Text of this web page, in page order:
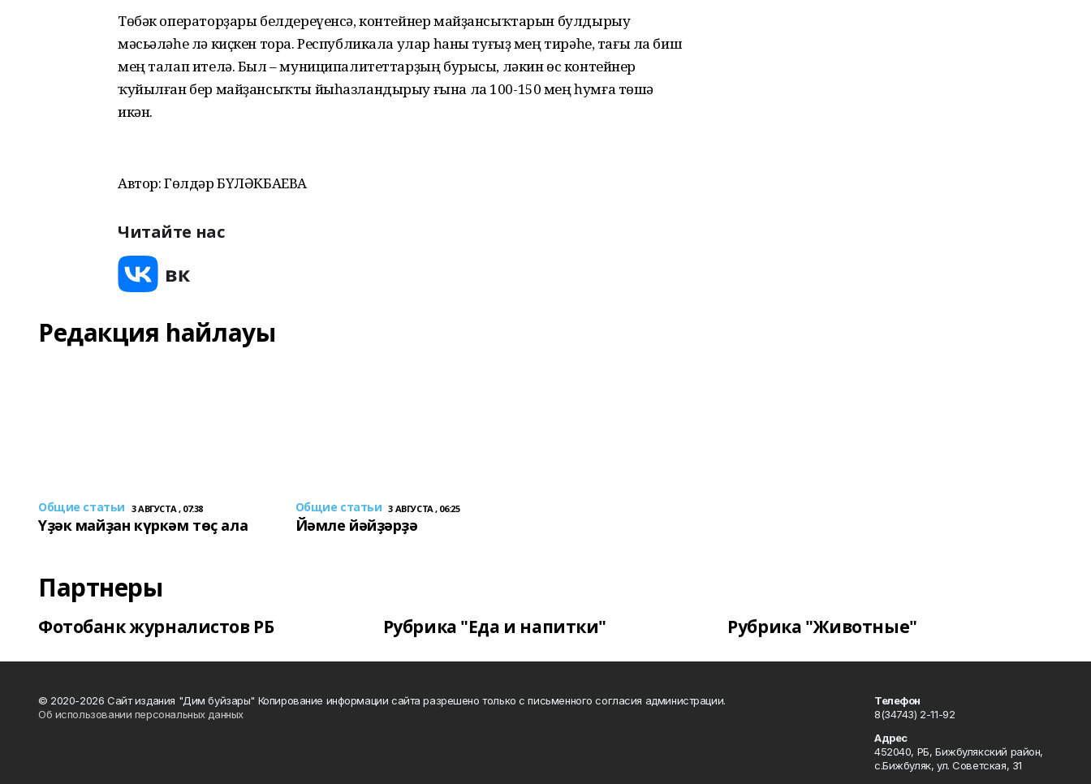
Төбәк операторҙары белдереүенсә, контейнер майҙансыҡтарын булдырыу
мәсьәләһе лә киҫкен тора. Республикала улар һаны туғыҙ мең тирәһе, тағы ла биш
мең талап ителә. Был – муниципалитеттарҙың бурысы, ләкин өс контейнер
ҡуйылған бер майҙансыҡты йыһазландырыу ғына ла 100-150 мең һумға төшә
икән.
Автор: Гөлдәр БҮЛӘКБАЕВА
Читайте нас
Редакция һайлауы
Общие статьи 3 АВГУСТА , 07:38
Үҙәк майҙан күркәм төҫ ала
Общие статьи 3 АВГУСТА , 06:25
Йәмле йәйҙәрҙә
Партнеры
Фотобанк журналистов РБ Рубрика "Еда и напитки" Рубрика "Животные"
© 2020-2026 Сайт издания "Дим буйзары" Копирование информации сайта разрешено только с письменного согласия администрации.
Об использовании персональных данных
Телефон
8(34743) 2-11-92
Адрес
452040, РБ, Бижбулякский район,
с.Бижбуляк, ул. Советская, 31